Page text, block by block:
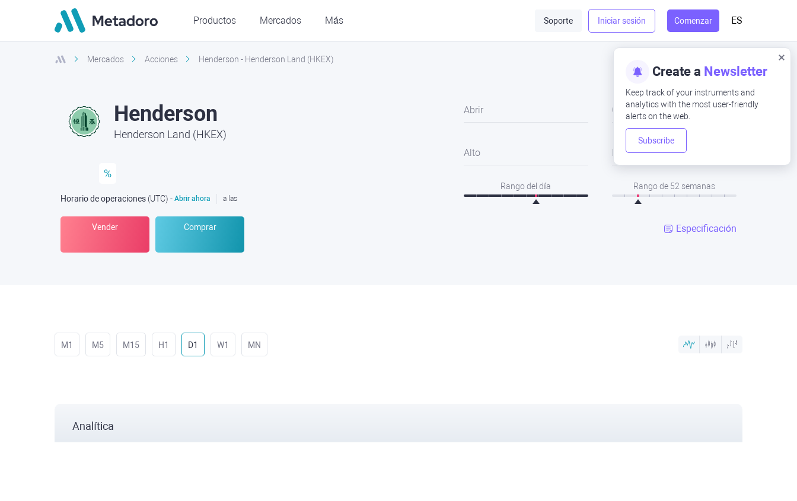
Productos Mercados Más Soporte Iniciar sesión Comenzar ES
Create a Newsletter
Keep track of your instruments and
analytics with the most user-friendly
alerts on the web.
Subscribe
Mercados Acciones Henderson - Henderson Land (HKEX)
Henderson
Henderson Land (HKEX)
%
Horario de operaciones (UTC) - Abrir ahora a las
Vender Comprar
Abrir Cerrar
Alto Bajo
Rango del día Rango de 52 semanas
Especificación
M1 M5 M15 H1 D1 W1 MN
Analítica